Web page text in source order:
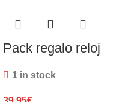
Pack regalo reloj
1 in stock